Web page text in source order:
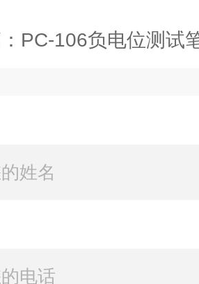
PC-106负电位测试笔，笔式负